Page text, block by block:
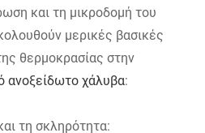
και τη μικροδομή του
μερικές βασικές
θερμοκρασίας στην
ανοξείδωτο χάλυβα:
τη σκληρότητα: